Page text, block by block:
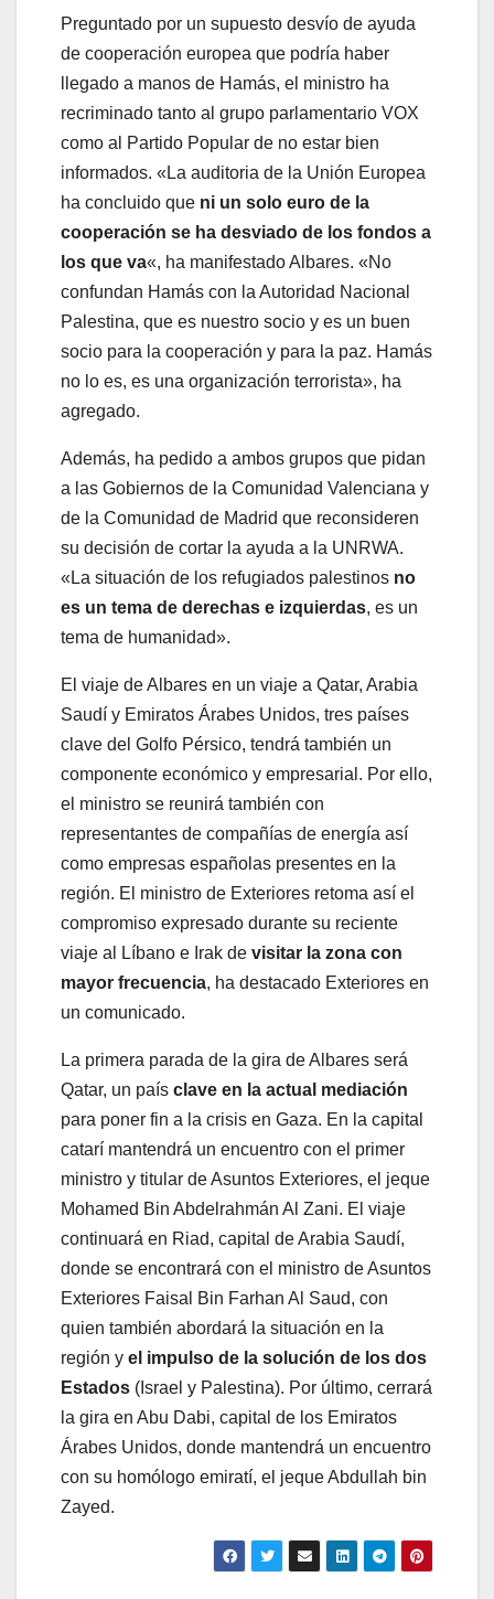
Preguntado por un supuesto desvío de ayuda
de cooperación europea que podría haber
llegado a manos de Hamás, el ministro ha
recriminado tanto al grupo parlamentario VOX
como al Partido Popular de no estar bien
informados. «La auditoria de la Unión Europea
ha concluido que ni un solo euro de la
cooperación se ha desviado de los fondos a
los que va«, ha manifestado Albares. «No
confundan Hamás con la Autoridad Nacional
Palestina, que es nuestro socio y es un buen
socio para la cooperación y para la paz. Hamás
no lo es, es una organización terrorista», ha
agregado.
Además, ha pedido a ambos grupos que pidan
a las Gobiernos de la Comunidad Valenciana y
de la Comunidad de Madrid que reconsideren
su decisión de cortar la ayuda a la UNRWA.
«La situación de los refugiados palestinos no
es un tema de derechas e izquierdas, es un
tema de humanidad».
El viaje de Albares en un viaje a Qatar, Arabia
Saudí y Emiratos Árabes Unidos, tres países
clave del Golfo Pérsico, tendrá también un
componente económico y empresarial. Por ello,
el ministro se reunirá también con
representantes de compañías de energía así
como empresas españolas presentes en la
región. El ministro de Exteriores retoma así el
compromiso expresado durante su reciente
viaje al Líbano e Irak de visitar la zona con
mayor frecuencia, ha destacado Exteriores en
un comunicado.
La primera parada de la gira de Albares será
Qatar, un país clave en la actual mediación
para poner fin a la crisis en Gaza. En la capital
catarí mantendrá un encuentro con el primer
ministro y titular de Asuntos Exteriores, el jeque
Mohamed Bin Abdelrahmán Al Zani. El viaje
continuará en Riad, capital de Arabia Saudí,
donde se encontrará con el ministro de Asuntos
Exteriores Faisal Bin Farhan Al Saud, con
quien también abordará la situación en la
región y el impulso de la solución de los dos
Estados (Israel y Palestina). Por último, cerrará
la gira en Abu Dabi, capital de los Emiratos
Árabes Unidos, donde mantendrá un encuentro
con su homólogo emiratí, el jeque Abdullah bin
Zayed.